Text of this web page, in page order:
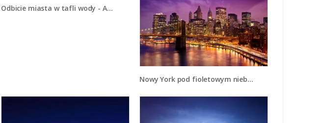
Odbicie miasta w tafli wody - AM004
Nowy York pod fioletowym niebem - AM434